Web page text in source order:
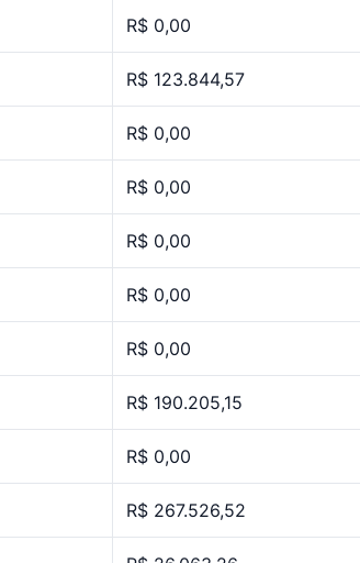
R$ 0,00
R$ 123.844,57
R$ 0,00
R$ 0,00
R$ 0,00
R$ 0,00
R$ 0,00
R$ 190.205,15
R$ 0,00
R$ 267.526,52